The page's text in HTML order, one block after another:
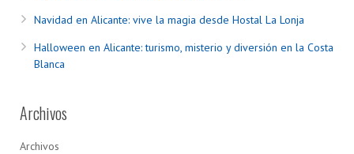
Navidad en Alicante: vive la magia desde Hostal La Lonja
Halloween en Alicante: turismo, misterio y diversión en la Costa
Blanca
Archivos
Archivos